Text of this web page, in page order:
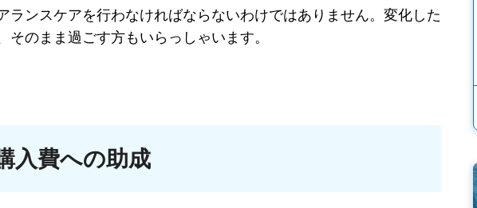
ンスケアを行わなければならないわけではありません。変化した
のまま過ごす方もいらっしゃいます。
入費への助成